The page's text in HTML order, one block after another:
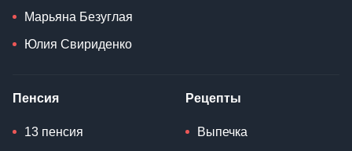
Марьяна Безуглая
Юлия Свириденко
Пенсия
13 пенсия
Рецепты
Выпечка